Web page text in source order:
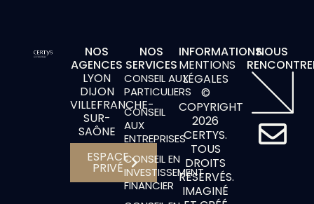
NOS
AGENCES
LYON
DIJON
VILLEFRANCHE-
SUR-
SAÔNE
ESPACE
PRIVÉ
NOS
SERVICES
CONSEIL AUX
PARTICULIERS
CONSEIL
AUX
ENTREPRISES
CONSEIL EN
INVESTISSEMENT
FINANCIER
INFORMATIONS
MENTIONS
LÉGALES
©
COPYRIGHT
2026
CERTYS.
TOUS
DROITS
RÉSERVÉS.
IMAGINÉ
NOUS
E